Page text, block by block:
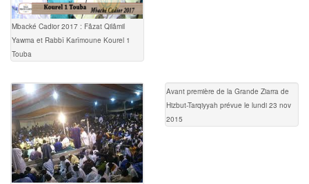
Mbacké Cadior 2017 : Fâzat Qilâmil
Yawma et Rabbî Karîmoune Kourel 1
Touba
Avant première de la Grande Ziarra de
Hizbut-Tarqiyyah prévue le lundi 23 nov
2015